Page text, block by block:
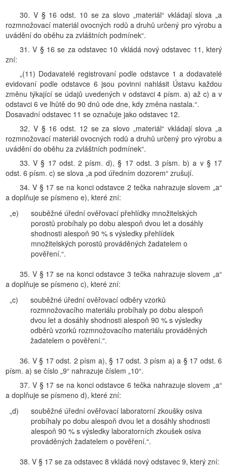
30. V § 16 odst. 10 se za slovo „materiál“ vkládají slova „a
rozmnožovací materiál ovocných rodů a druhů určený pro výrobu a
uvádění do oběhu za zvláštních podmínek“.
31. V § 16 se za odstavec 10 vkládá nový odstavec 11, který
zní:
„(11) Dodavatelé registrovaní podle odstavce 1 a dodavatelé
evidovaní podle odstavce 6 jsou povinni nahlásit Ústavu každou
změnu týkající se údajů uvedených v odstavci 4 písm. a) až c) a v
odstavci 6 ve lhůtě do 90 dnů ode dne, kdy změna nastala.“.
Dosavadní odstavec 11 se označuje jako odstavec 12.
32. V § 16 odst. 12 se za slovo „materiál“ vkládají slova „a
rozmnožovací materiál ovocných rodů a druhů určený pro výrobu a
uvádění do oběhu za zvláštních podmínek“.
33. V § 17 odst. 2 písm. d), § 17 odst. 3 písm. b) a v § 17
odst. 6 písm. c) se slova „a pod úředním dozorem“ zrušují.
34. V § 17 se na konci odstavce 2 tečka nahrazuje slovem „a“
a doplňuje se písmeno e), které zní:
„e)
souběžné úřední ověřovací přehlídky množitelských
porostů probíhaly po dobu alespoň dvou let a dosáhly
shodnosti alespoň 90 % s výsledky přehlídek
množitelských porostů prováděných žadatelem o
pověření.“.
35. V § 17 se na konci odstavce 3 tečka nahrazuje slovem „a“
a doplňuje se písmeno c), které zní:
„c)
souběžné úřední ověřovací odběry vzorků
rozmnožovacího materiálu probíhaly po dobu alespoň
dvou let a dosáhly shodnosti alespoň 90 % s výsledky
odběrů vzorků rozmnožovacího materiálu prováděných
žadatelem o pověření.“.
36. V § 17 odst. 2 písm a), § 17 odst. 3 písm a) a § 17 odst. 6
písm. a) se číslo „9“ nahrazuje číslem „10“.
37. V § 17 se na konci odstavce 6 tečka nahrazuje slovem „a“
a doplňuje se písmeno d), které zní:
„d)
souběžné úřední ověřovací laboratorní zkoušky osiva
probíhaly po dobu alespoň dvou let a dosáhly shodnosti
alespoň 90 % s výsledky laboratorních zkoušek osiva
prováděných žadatelem o pověření.“.
38. V § 17 se za odstavec 8 vkládá nový odstavec 9, který zní: